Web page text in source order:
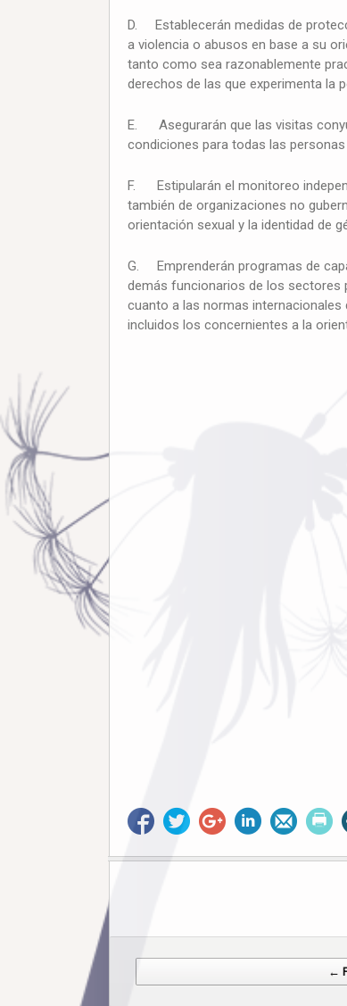
D. Establecerán medidas de
a violencia o abusos en base a su
tanto como sea razonablemente
derechos de las que experimenta la
E. Asegurarán que las visitas
condiciones para todas las
F. Estipularán el monitoreo
también de organizaciones no
orientación sexual y la identidad de
G. Emprenderán programas de
demás funcionarios de los sectores
cuanto a las normas
incluidos los concernientes a la
Post navigation←